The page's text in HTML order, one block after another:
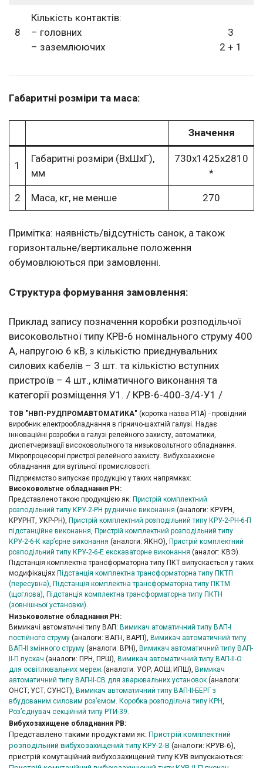
8
Кількість контактів:
– головних
– заземлюючих
3
2 + 1
Габаритні розміри та маса:
Значення
1
Габаритні розміри (ВхШхГ),
мм
730х1425х2810
*
2 Маса, кг, не менше 270
Примітка: наявність/відсутність санок, а також
горизонтальне/вертикальне положення
обумовлюються при замовленні.
Структура формування замовлення:
Приклад запису позначення коробки розподільчої
високовольтної типу КРВ-6 номінального струму 400
А, напругою 6 кВ, з кількістю приєднувальних
силових кабелів – 3 шт. та кількістю вступних
пристроїв – 4 шт., кліматичного виконання та
категорії розміщення У1. / КРВ-6-400-3/4-У1 /
ТОВ "НВП-РУДПРОМАВТОМАТИКА" (коротка назва РПА) - провідний
виробник електрообладнання в гірничо-шахтній галузі. Надає
інноваційні розробки в галузі релейного захисту, автоматики,
диспетчеризації високовольтного та низьковольтного обладнання.
Мікропроцесорні пристрої релейного захисту. Вибухозахисне
обладнання для вугільної промисловості.
Підприємство випускає продукцію у таких напрямках:
Високовольтне обладнання РН:
Представлено такою продукцією як: Пристрій комплектний
розподільний типу КРУ-2-РН рудничне виконання (аналоги: КРУРН,
КРУРНТ, УКР-РН), Пристрій комплектний розподільний типу КРУ-2-РН-6-П
підстанційне виконання, Пристрій комплектний розподільний типу
КРУ-2-6-К кар’єрне виконання (аналоги: ЯКНО), Пристрій комплектний
розподільний типу КРУ-2-6-Е екскаваторне виконання (аналог: КВЭ).
Підстанція комплектна трансформаторна типу ПКТ випускається у таких
модифікаціях Підстанція комплектна трансформаторна типу ПКТП
(пересувна), Підстанція комплектна трансформаторна типу ПКТМ
(щоглова), Підстанція комплектна трансформаторна типу ПКТН
(зовнішньої установки).
Низьковольтне обладнання РН:
Вимикачі автоматичні типу ВАП: Вимикач атоматичний типу ВАП-І
постійного струму (аналоги: ВАП-І, ВАРП), Вимикач автоматичний типу
ВАП-ІІ змінного струму (аналоги: ВРН), Вимикач автоматичний типу ВАП-
ІІ-П пускач (аналоги: ПРН, ПРШ), Вимикач автоматичний типу ВАП-ІІ-О
для освітлювальних мереж (аналоги: УОР; АОШ; ИПШ), Вимикач
автоматичний типу ВАП-ІІ-СВ для зварювальних установок (аналоги:
ОНСТ; УСТ; СУНСТ), Вимикач автоматичний типу ВАП-ІІ-БЕРГ з
вбудованим силовим роз’ємом. Коробка розподільча типу КРН,
Роз’єднувач секційний типу РТИ-39.
Вибухозахищене обладнання РВ:
Представлено такими продуктами як: Пристрій комплектний
розподільний вибухозахищений типу КРУ-2-В (аналоги: КРУВ-6),
пристрій комутаційний вибухозахищений типу КУВ випускаються: